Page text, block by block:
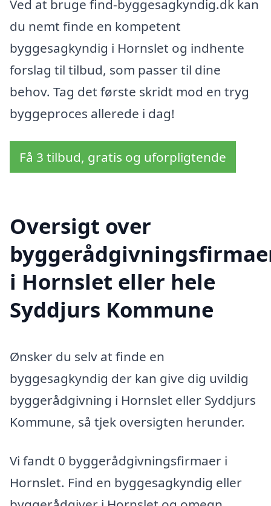
Ved at bruge find-byggesagkyndig.dk kan
du nemt finde en kompetent
byggesagkyndig i Hornslet og indhente
forslag til tilbud, som passer til dine
behov. Tag det første skridt mod en tryg
byggeproces allerede i dag!
Få 3 tilbud, gratis og uforpligtende
Oversigt over
i Hornslet eller hele
Syddjurs Kommune
Ønsker du selv at finde en
byggesagkyndig der kan give dig uvildig
byggerådgivning i Hornslet eller Syddjurs
Kommune, så tjek oversigten herunder.
Vi fandt 0 byggerådgivningsfirmaer i
Hornslet. Find en byggesagkyndig eller